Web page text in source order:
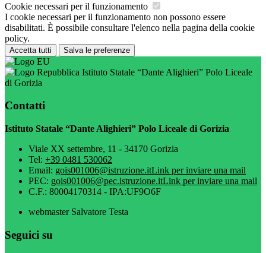
Cookie necessari per il funzionamento
I cookie necessari per il funzionamento non possono essere
disabilitati. È possibile consultare l'elenco nella pagina della cookie
policy.
Accetta tutti Salva le preferenze
Istituto Statale “Dante Alighieri” Polo Liceale
di Gorizia
Contatti
Istituto Statale “Dante Alighieri” Polo Liceale di Gorizia
Viale XX settembre, 11 - 34170 Gorizia
Tel: +39 0481 530062
Email: gois001006@istruzione.itLink per inviare una mail
PEC: gois001006@pec.istruzione.itLink per inviare una mail
C.F.: 80004170314 - IPA:UF9O6F
webmaster Salvatore Testa
Seguici su